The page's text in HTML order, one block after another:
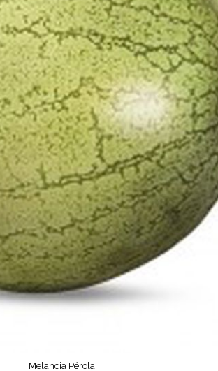
Melancia Pérola